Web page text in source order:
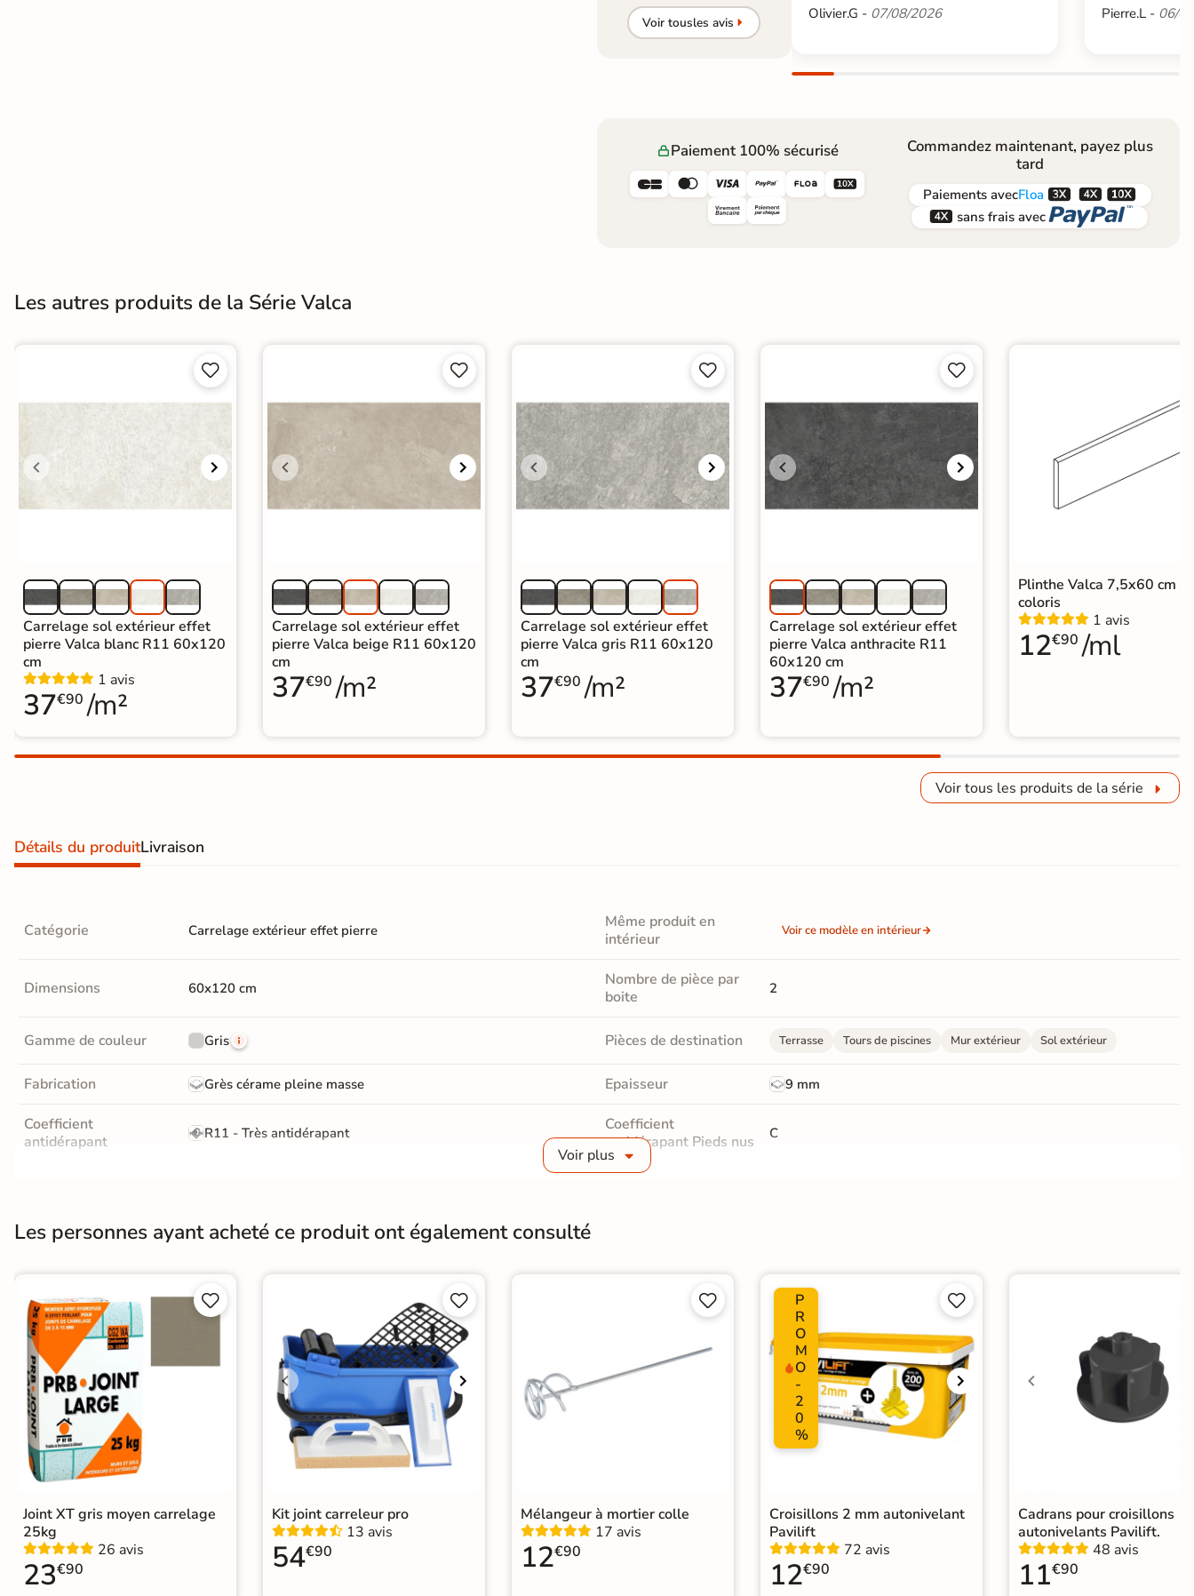
hexagonal
Carrelage très
Carrelage extra fin
Voir tous les
formats
semi-poli
Carrelage brillant
PAIEMENT SÉCURISÉ
solutions de paiement
Paiement
sécurisé
Données
Confidentialité
En savoir plus
Voir tousles avis
Olivier.G - 07/08/2026 Pierre.L - 06/
Paiement 100% sécurisé
     
Commandez maintenant, payez plus
tard
PaiementsavecFloa  
 sans frais avec 
Les autres produits de la Série Valca


Carrelage sol extérieur effet
pierre Valca blanc R11 60x120
cm
1 avis
37€90 /m²


Carrelage sol extérieur effet
pierre Valca beige R11 60x120
cm
37€90 /m²


Carrelage sol extérieur effet
pierre Valca gris R11 60x120
cm
37€90 /m²


Carrelage sol extérieur effet
pierre Valca anthracite R11
60x120 cm
37€90 /m²
Plinthe Valca 7,5x60 cm /
coloris
1 avis
12€90 /ml
Voir tous les produits de la série
Détails du produitLivraison
Catégorie Carrelage extérieur effet pierre
Même produit en
intérieur
Voir ce modèle en intérieur
Dimensions 60x120 cm
Nombre de pièce par
boite
2
Gamme de couleur Gris Pièces de destination Terrasse Tours de piscines Mur extérieur Sol extérieur
Fabrication Grès cérame pleine masse Epaisseur 9 mm
Coefficient
antidérapant
R11 - Très antidérapant
Coefficient
antidérapant Pieds nus
C
rectifié
Conditionnement Boite 1er Choix
Pose Chape Ancien carrelage
Normes Certification CE Italie
Type de pose Carrelage terrasse effet pierre naturelle Carrelage 60x120
Carrelage Gris
Voir plus
Les personnes ayant acheté ce produit ont également consulté


Joint XT gris moyen carrelage
25kg
26 avis
23€90


Kit joint carreleur pro
13 avis
54€90


Mélangeur à mortier colle
17 avis
12€90
P
R
O
M
O
-
2
0
%


Croisillons 2 mm autonivelant
Pavilift
72 avis
12€90
Cadrans pour croisillons
autonivelants Pavilift.
48 avis
11€90